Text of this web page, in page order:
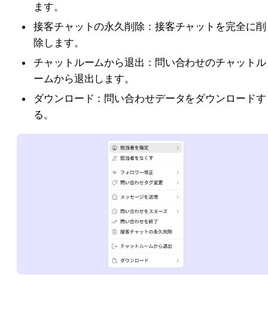
ます。
接客チャットの永久削除：接客チャットを完全に削
除します。
チャットルームから退出：問い合わせのチャットル
ームから退出します。
ダウンロード：問い合わせデータをダウンロードす
る。